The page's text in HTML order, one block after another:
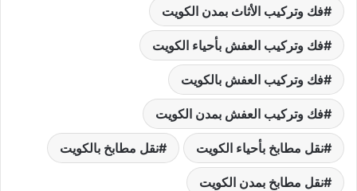
فك وتركيب الأثاث بمدن الكويت
فك وتركيب العفش بأحياء الكويت
فك وتركيب العفش بالكويت
فك وتركيب العفش بمدن الكويت
نقل مطابخ بأحياء الكويت نقل مطابخ بالكويت
نقل مطابخ بمدن الكويت